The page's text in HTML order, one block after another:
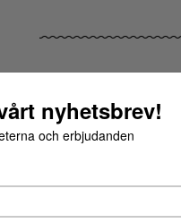
Rosa
VÄLJ STORLEK
One Size